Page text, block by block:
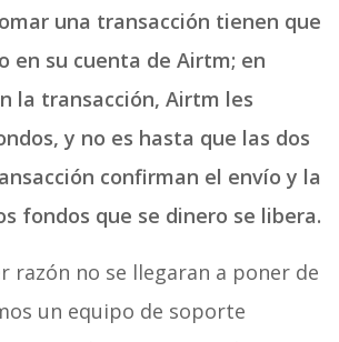
una transacción tienen que
en su cuenta de Airtm; en
la transacción, Airtm les
y no es hasta que las dos
confirman el envío y la
fondos que se dinero se libera.
razón no se llegaran a poner de
un equipo de soporte